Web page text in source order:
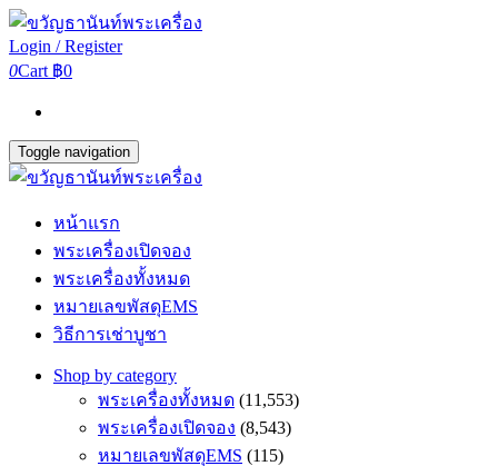
Login / Register
0Cart ฿0
Toggle navigation
หน้าแรก
พระเครื่องเปิดจอง
พระเครื่องทั้งหมด
หมายเลขพัสดุEMS
วิธีการเช่าบูชา
Shop by category
พระเครื่องทั้งหมด (11,553)
พระเครื่องเปิดจอง (8,543)
หมายเลขพัสดุEMS (115)